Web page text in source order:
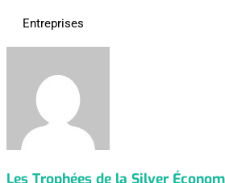
Entreprises
Les Trophées de la Silver